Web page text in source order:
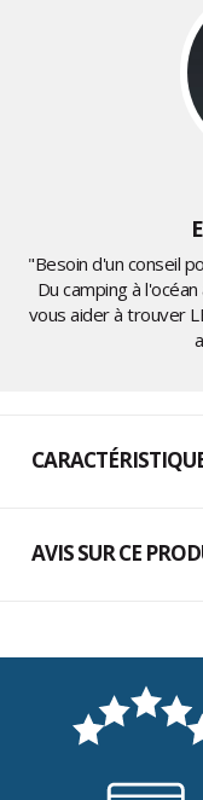
"Besoin d'un conseil
Du camping à
vous aider à trouver
AVIS SUR CE